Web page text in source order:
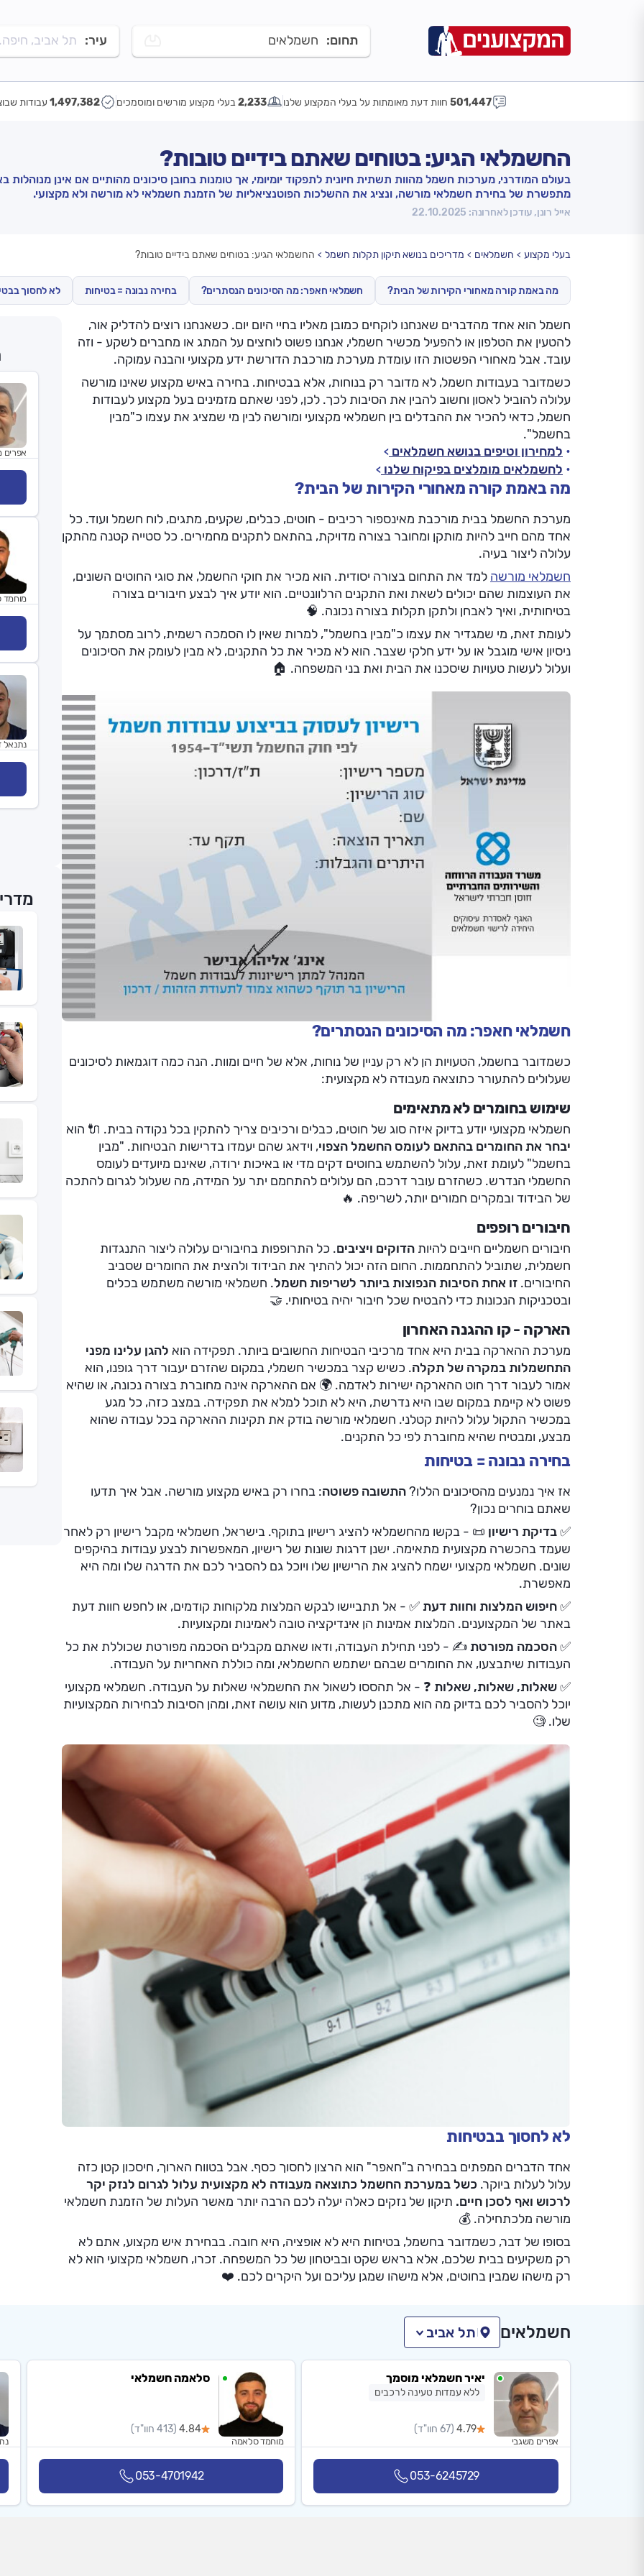
תחום: חשמלאים עיר: תל אביב,
501,447 חוות דעת מאומתות על בעלי המקצוע שלנו 2,233בעלי מקצוע מורשים ומוסמכים 1,497,382 עבודות
החשמלאי הגיע: בטוחים שאתם בידיים טובות?
בעולם המודרני, מערכות חשמל מהוות תשתית חיונית לתפקוד יומיומי, אך טומנות בחובן סיכונים מהותיים אם אינן מנוהלות
מתפשרת של בחירת חשמלאי מורשה, ונציג את ההשלכות הפוטנציאליות של הזמנת חשמלאי לא מורשה ולא מקצועי.
אייל רונן, עודכן לאחרונה: 22.10.2025
בעלי מקצוע חשמלאים מדריכים בנושא תיקון תקלות חשמל החשמלאי הגיע: בטוחים שאתם בידיים טובות?
מה באמת קורה מאחורי הקירות של הבית? חשמלאי חאפר: מה הסיכונים הנסתרים? בחירה נבונה = בטיחות לא לחסוך
חשמל הוא אחד מהדברים שאנחנו לוקחים כמובן מאליו בחיי היום יום. כשאנחנו רוצים להדליק אור,
להטעין את הטלפון או להפעיל מכשיר חשמלי, אנחנו פשוט לוחצים על המתג או מחברים לשקע - וזה
עובד. אבל מאחורי הפשטות הזו עומדת מערכת מורכבת הדורשת ידע מקצועי והבנה עמוקה.
כשמדובר בעבודות חשמל, לא מדובר רק בנוחות, אלא בבטיחות. בחירה באיש מקצוע שאינו מורשה
עלולה להוביל לאסון וחשוב להבין את הסיבות לכך. לכן, לפני שאתם מזמינים בעל מקצוע לעבודות
חשמל, כדאי להכיר את ההבדלים בין חשמלאי מקצועי ומורשה לבין מי שמציג את עצמו כ"מבין
בחשמל".
למחירון וטיפים בנושא חשמלאים
לחשמלאים מומלצים בפיקוח שלנו
מה באמת קורה מאחורי הקירות של הבית?
מערכת החשמל בבית מורכבת מאינספור רכיבים - חוטים, כבלים, שקעים, מתגים, לוח חשמל ועוד. כל
אחד מהם חייב להיות מותקן ומחובר בצורה מדויקת, בהתאם לתקנים מחמירים. כל סטייה קטנה מהתקן
עלולה ליצור בעיה.
חשמלאי מורשה למד את התחום בצורה יסודית. הוא מכיר את חוקי החשמל, את סוגי החוטים השונים,
את העוצמות שהם יכולים לשאת ואת התקנים הרלוונטיים. הוא יודע איך לבצע חיבורים בצורה
בטיחותית, ואיך לאבחן ולתקן תקלות בצורה נכונה. 🧠
לעומת זאת, מי שמגדיר את עצמו כ"מבין בחשמל", למרות שאין לו הסמכה רשמית, לרוב מסתמך על
ניסיון אישי מוגבל או על ידע חלקי שצבר. הוא לא מכיר את כל התקנים, לא מבין לעומק את הסיכונים
ועלול לעשות טעויות שיסכנו את הבית ואת בני המשפחה. 🏠
חשמלאי חאפר: מה הסיכונים הנסתרים?
כשמדובר בחשמל, הטעויות הן לא רק עניין של נוחות, אלא של חיים ומוות. הנה כמה דוגמאות לסיכונים
שעלולים להתעורר כתוצאה מעבודה לא מקצועית:
שימוש בחומרים לא מתאימים
חשמלאי מקצועי יודע בדיוק איזה סוג של חוטים, כבלים ורכיבים צריך להתקין בכל נקודה בבית. 🔌 הוא
יבחר את החומרים בהתאם לעומס החשמל הצפוי, וידאג שהם יעמדו בדרישות הבטיחות. "מבין
בחשמל" לעומת זאת, עלול להשתמש בחוטים דקים מדי או באיכות ירודה, שאינם מיועדים לעומס
החשמלי הנדרש. כשהזרם עובר דרכם, הם עלולים להתחמם יתר על המידה, מה שעלול לגרום להתכה
של הבידוד ובמקרים חמורים יותר, לשריפה. 🔥
חיבורים רופפים
חיבורים חשמליים חייבים להיות הדוקים ויציבים. כל התרופפות בחיבורים עלולה ליצור התנגדות
חשמלית, שתוביל להתחממות. החום הזה יכול להתיך את הבידוד ולהצית את החומרים שסביב
החיבורים. זו אחת הסיבות הנפוצות ביותר לשריפות חשמל. חשמלאי מורשה משתמש בכלים
ובטכניקות הנכונות כדי להבטיח שכל חיבור יהיה בטיחותי. 🤝
הארקה - קו ההגנה האחרון
מערכת ההארקה בבית היא אחד מרכיבי הבטיחות החשובים ביותר. תפקידה הוא להגן עלינו מפני
התחשמלות במקרה של תקלה. כשיש קצר במכשיר חשמלי, במקום שהזרם יעבור דרך גופנו, הוא
אמור לעבור דרך חוט ההארקה ישירות לאדמה. 🌍 אם ההארקה אינה מחוברת בצורה נכונה, או שהיא
פשוט לא קיימת במקום שבו היא נדרשת, היא לא תוכל למלא את תפקידה. במצב כזה, כל מגע
במכשיר התקול עלול להיות קטלני. חשמלאי מורשה בודק את תקינות ההארקה בכל עבודה שהוא
מבצע, ומבטיח שהיא מחוברת לפי כל התקנים.
בחירה נבונה = בטיחות
אז איך נמנעים מהסיכונים הללו?התשובה פשוטה: בחרו רק באיש מקצוע מורשה. אבל איך תדעו
שאתם בוחרים נכון?
✅ בדיקת רישיון 📜 - בקשו מהחשמלאי להציג רישיון בתוקף. בישראל, חשמלאי מקבל רישיון רק לאחר
שעמד בהכשרה מקצועית מתאימה. ישנן דרגות שונות של רישיון, המאפשרות לבצע עבודות בהיקפים
שונים. חשמלאי מקצועי ישמח להציג את הרישיון שלו ויוכל גם להסביר לכם את הדרגה שלו ומה היא
מאפשרת.
✅ חיפוש המלצות וחוות דעת ✅ - אל תתביישו לבקש המלצות מלקוחות קודמים, או לחפש חוות דעת
באתר של המקצוענים. המלצות אמינות הן אינדיקציה טובה לאמינות ומקצועיות.
✅ הסכמה מפורטת ✍️ - לפני תחילת העבודה, ודאו שאתם מקבלים הסכמה מפורטת שכוללת את כל
העבודות שיתבצעו, את החומרים שבהם ישתמש החשמלאי, ומה כוללת האחריות על העבודה.
✅ שאלות, שאלות, שאלות ❓ - אל תהססו לשאול את החשמלאי שאלות על העבודה. חשמלאי מקצועי
יוכל להסביר לכם בדיוק מה הוא מתכנן לעשות, מדוע הוא עושה זאת, ומהן הסיבות לבחירות המקצועיות
שלו. 🧐
לא לחסוך בבטיחות
אחד הדברים המפתים בבחירה ב"חאפר" הוא הרצון לחסוך כסף. אבל בטווח הארוך, חיסכון קטן כזה
עלול לעלות ביוקר. כשל במערכת החשמל כתוצאה מעבודה לא מקצועית עלול לגרום לנזק יקר
לרכוש ואף לסכן חיים. תיקון של נזקים כאלה יעלה לכם הרבה יותר מאשר העלות של הזמנת חשמלאי
מורשה מלכתחילה. 💰
בסופו של דבר, כשמדובר בחשמל, בטיחות היא לא אופציה, היא חובה. בבחירת איש מקצוע, אתם לא
רק משקיעים בבית שלכם, אלא בראש שקט ובביטחון של כל המשפחה. זכרו, חשמלאי מקצועי הוא לא
רק מישהו שמבין בחוטים, אלא מישהו שמגן עליכם ועל היקרים לכם. ❤️
אפרים
מוחמד
נתנאל
חשמלאים תל אביב
יאיר חשמלאי מוסמך
ללא עמדות טעינה לרכבים
4.79 (67 חוו"ד)
אפרים משגבי
053-6245729
סלאמה חשמלאי
4.84 (413 חוו"ד)
מוחמד סלאמה
053-4701942